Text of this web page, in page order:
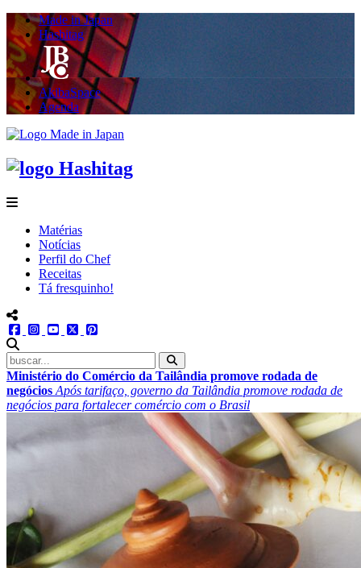
Made in Japan
Hashitag
AkibaSpace
Agenda
Hashitag
menu
Matérias
Notícias
Perfil do Chef
Receitas
Tá fresquinho!
menu redes social
facebookinstagram
youtube
twitter
Ministério do Comércio da Tailândia promove rodada de
negócios Após tarifaço, governo da Tailândia promove rodada de
negócios para fortalecer comércio com o Brasil